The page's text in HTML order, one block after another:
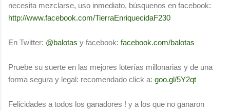
necesita mezclarse, uso inmediato, búsquenos en facebook:
http://www.facebook.com/TierraEnriquecidaF230
En Twitter: @balotas y facebook: facebook.com/balotas
Pruebe su suerte en las mejores loterías millonarias y de una
forma segura y legal: recomendado click a: goo.gl/5Y2qt
Felicidades a todos los ganadores ! y a los que no ganaron